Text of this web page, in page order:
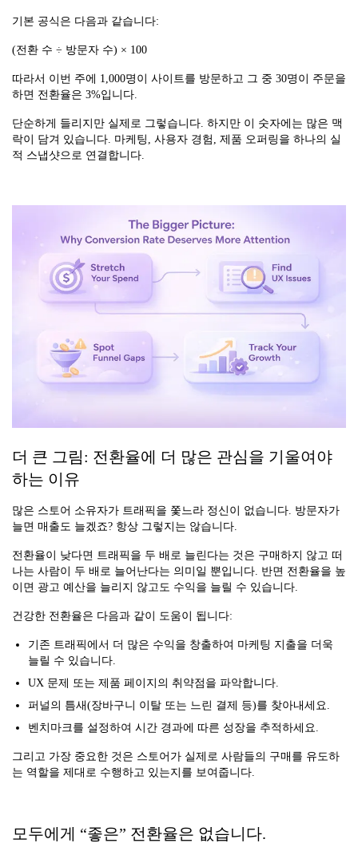
기본 공식은 다음과 같습니다:
(전환 수 ÷ 방문자 수) × 100
따라서 이번 주에 1,000명이 사이트를 방문하고 그 중 30명이 주문을
하면 전환율은 3%입니다.
단순하게 들리지만 실제로 그렇습니다. 하지만 이 숫자에는 많은 맥
락이 담겨 있습니다. 마케팅, 사용자 경험, 제품 오퍼링을 하나의 실
적 스냅샷으로 연결합니다.
더 큰 그림: 전환율에 더 많은 관심을 기울여야
하는 이유
많은 스토어 소유자가 트래픽을 쫓느라 정신이 없습니다. 방문자가
늘면 매출도 늘겠죠? 항상 그렇지는 않습니다.
전환율이 낮다면 트래픽을 두 배로 늘린다는 것은 구매하지 않고 떠
나는 사람이 두 배로 늘어난다는 의미일 뿐입니다. 반면 전환율을 높
이면 광고 예산을 늘리지 않고도 수익을 늘릴 수 있습니다.
건강한 전환율은 다음과 같이 도움이 됩니다:
기존 트래픽에서 더 많은 수익을 창출하여 마케팅 지출을 더욱
늘릴 수 있습니다.
UX 문제 또는 제품 페이지의 취약점을 파악합니다.
퍼널의 틈새(장바구니 이탈 또는 느린 결제 등)를 찾아내세요.
벤치마크를 설정하여 시간 경과에 따른 성장을 추적하세요.
그리고 가장 중요한 것은 스토어가 실제로 사람들의 구매를 유도하
는 역할을 제대로 수행하고 있는지를 보여줍니다.
모두에게 “좋은” 전환율은 없습니다.